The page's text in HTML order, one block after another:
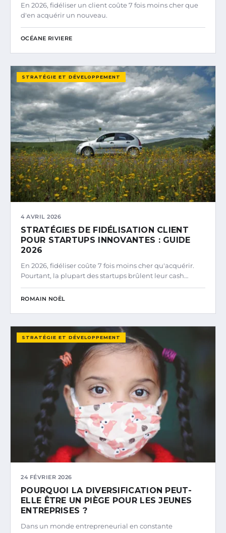
En 2026, fidéliser un client coûte 7 fois moins cher que
d'en acquérir un nouveau.
OCÉANE RIVIERE
STRATÉGIE ET DÉVELOPPEMENT
4 AVRIL 2026
STRATÉGIES DE FIDÉLISATION CLIENT
POUR STARTUPS INNOVANTES : GUIDE
2026
En 2026, fidéliser coûte 7 fois moins cher qu'acquérir.
Pourtant, la plupart des startups brûlent leur cash…
ROMAIN NOËL
STRATÉGIE ET DÉVELOPPEMENT
24 FÉVRIER 2026
POURQUOI LA DIVERSIFICATION PEUT-
ELLE ÊTRE UN PIÈGE POUR LES JEUNES
ENTREPRISES ?
Dans un monde entrepreneurial en constante